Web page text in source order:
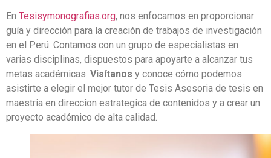
En Tesisymonografias.org, nos enfocamos en proporcionar
guía y dirección para la creación de trabajos de investigación
en el Perú. Contamos con un grupo de especialistas en
varias disciplinas, dispuestos para apoyarte a alcanzar tus
metas académicas. Visítanos y conoce cómo podemos
asistirte a elegir el mejor tutor de Tesis Asesoria de tesis en
maestria en direccion estrategica de contenidos y a crear un
proyecto académico de alta calidad.